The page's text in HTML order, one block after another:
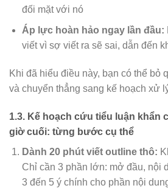
đối mặt với nó
Áp lực hoàn hảo ngay lần đầu:
viết vì sợ viết ra sẽ sai, dẫn đến
Khi đã hiểu điều này, bạn có thể bỏ
và chuyển thẳng sang kế hoạch xử
1.3. Kế hoạch cứu tiểu luận khẩn
giờ cuối: từng bước cụ thể
Dành 20 phút viết outline thô:
Chỉ cần 3 phần lớn: mở đầu, nội
3 đến 5 ý chính cho phần nội